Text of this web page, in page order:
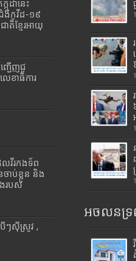
កដានេះ
ងឺកូវីដ-១៩
តិខ្មែរអាយុ
ជើញជួ
ខាធិការ
លវីរកងទ័ព
ចាប់ខ្លួន និង
ងរបស់
ៗស៊ីស្រូវ ,
អចលនទ្រ